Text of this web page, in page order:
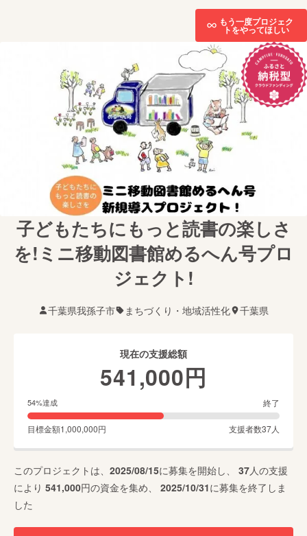
もう一度プロジェク
トをやってほしい
子どもたちにもっと読書の楽しさ
を!ミニ移動図書館めるへん号プロ
ジェクト!
千葉県我孫子市 まちづくり・地域活性化 千葉県
現在の支援総額
541,000円
54%達成 終了
目標金額1,000,000円 支援者数37人
このプロジェクトは、 2025/08/15に募集を開始し、 37人の支援
により 541,000円の資金を集め、 2025/10/31に募集を終了しま
した